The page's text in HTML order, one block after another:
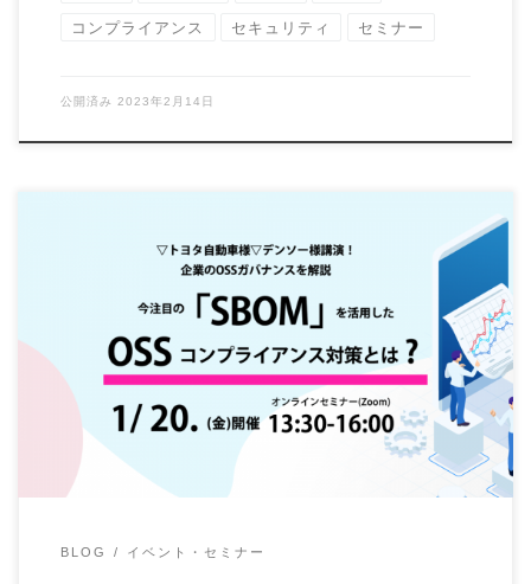
コンプライアンス セキュリティ セミナー
公開済み 2023年2月14日
ソフトウェア開発に必要不可欠といえるOSSの利用におい
て、今注目を浴びているのがSBOMです。SBO […]
BLOG イベント・セミナー